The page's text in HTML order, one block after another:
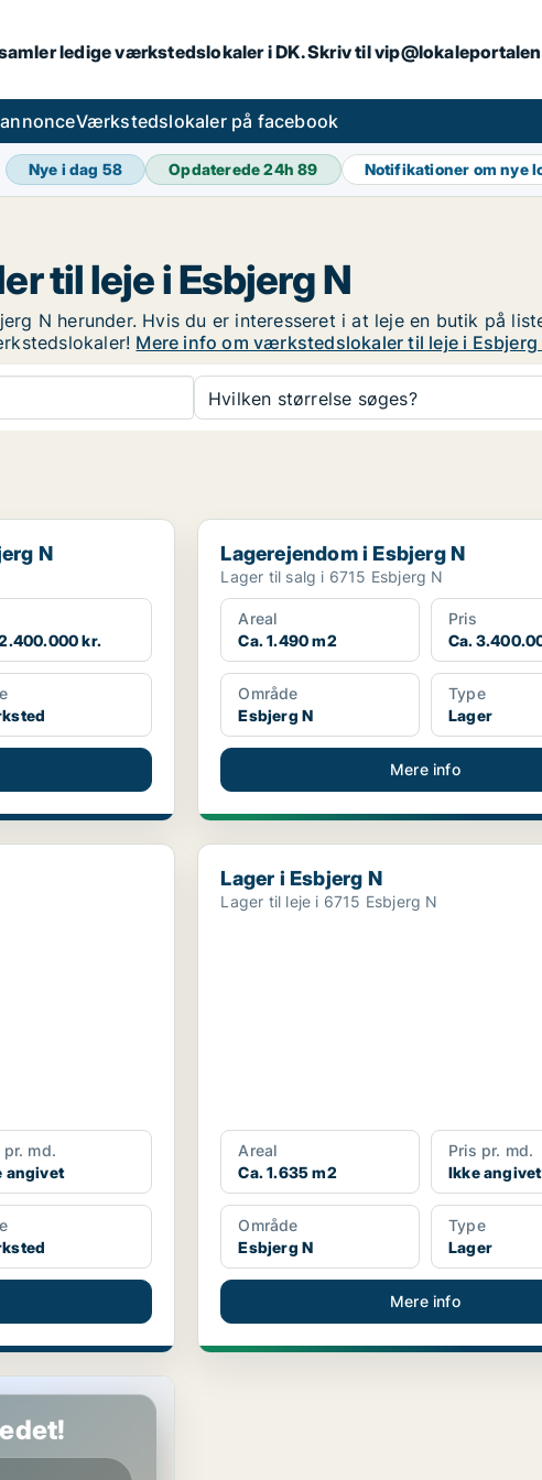
ledige værkstedslokaler i DK. Skriv til
Værkstedslokaler på facebook
Nye i dag 58 Opdaterede 24h89 Notifikationer om nye
til leje i Esbjerg N
N herunder. Hvis du er interesseret i at leje en butik på
Mere info om værkstedslokaler til leje i Esbjerg
Hvilken størrelse søges?
N
kr.
Lagerejendom i Esbjerg N
Lagerejendom i Esbjerg N
Lager til salg i 6715 Esbjerg N
Areal
Ca. 1.490 m2
Pris
Ca.
Område
Esbjerg N
Type
Lager
Mere info
pr. md.
angivet
Lager i Esbjerg N
Lager i Esbjerg N
Lager til leje i 6715 Esbjerg N
Areal
Ca. 1.635 m2
Pris pr. md.
Ikke angivet
Område
Esbjerg N
Type
Lager
Mere info